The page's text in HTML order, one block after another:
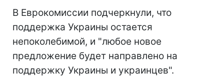
В Еврокомиссии подчеркнули, что
поддержка Украины остается
непоколебимой, и "любое новое
предложение будет направлено на
поддержку Украины и украинцев".